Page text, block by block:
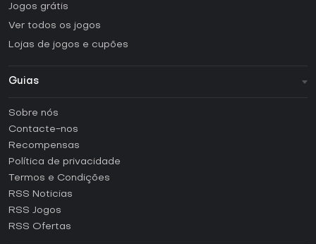
Jogos grátis
Ver todos os jogos
Lojas de jogos e cupões
Guias
Como ativar uma CD Key Steam?
Como ativar uma CD Key Epic Games?
Como ativar uma CD Key GOG?
Como ativar uma CD Key Ubisoft Connect?
Sobre nós
Contacte-nos
Recompensas
Política de privacidade
Termos e Condições
RSS Noticias
RSS Jogos
RSS Ofertas